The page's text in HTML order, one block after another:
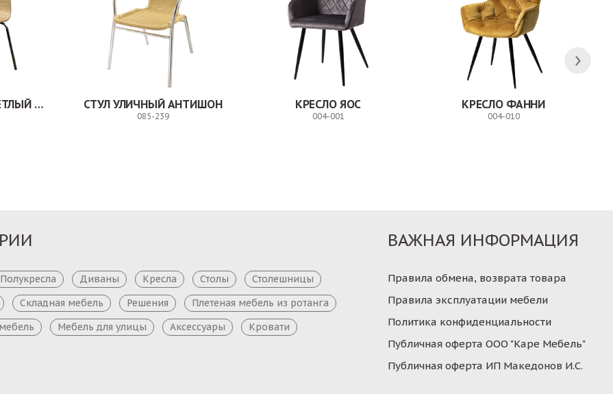
СТУЛ МИЛВУД СВЕТЛЫЙ ШЕЛК СТУЛ УЛИЧНЫЙ АНТИШОН
085-239
КРЕСЛО ЯОС
004-001
КРЕСЛО ФАННИ
004-010
Полукресла Диваны Кресла Столы
Столешницы
Складная мебель Решения
Плетеная мебель из ротанга
Мебель для улицы Аксессуары Кровати
ВАЖНАЯ ИНФОРМАЦИЯ
Правила обмена, возврата товара
Правила эксплуатации мебели
Политика конфиденциальности
Публичная оферта ООО "Каре Мебель"
Публичная оферта ИП Македонов И.С.